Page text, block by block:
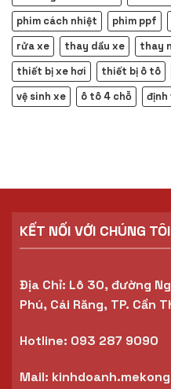
phim cách nhiệt
phim ppf
rửa xe
thay dầu xe thay
thiết bị xe hơi
thiết bị ô tô
vệ sinh xe
ô tô 4 chỗ định
KẾT NỐI VỚI CHÚNG TÔI
Địa Chỉ: Lô 30, đường
Phú, Cái Răng, TP. Cần
Hotline: 093 287 9090
Mail: